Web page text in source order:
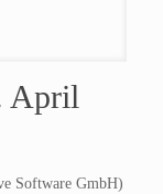
April
Software GmbH)